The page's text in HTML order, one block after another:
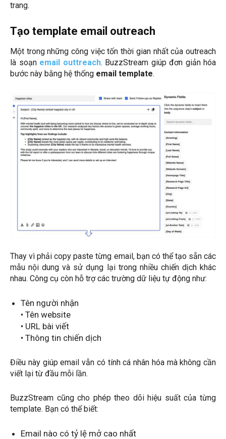
trang.
Tạo template email outreach
Một trong những công việc tốn thời gian nhất của outreach
là soạn email outtreach. BuzzStream giúp đơn giản hóa
bước này bằng hệ thống email template.
Thay vì phải copy paste từng email, bạn có thể tạo sẵn các
mẫu nội dung và sử dụng lại trong nhiều chiến dịch khác
nhau. Công cụ còn hỗ trợ các trường dữ liệu tự động như:
Tên người nhận
• Tên website
• URL bài viết
• Thông tin chiến dịch
Điều này giúp email vẫn có tính cá nhân hóa mà không cần
viết lại từ đầu mỗi lần.
BuzzStream cũng cho phép theo dõi hiệu suất của từng
template. Bạn có thể biết:
Email nào có tỷ lệ mở cao nhất